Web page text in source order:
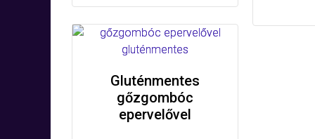
Gluténmentes
gőzgombóc
epervelővel